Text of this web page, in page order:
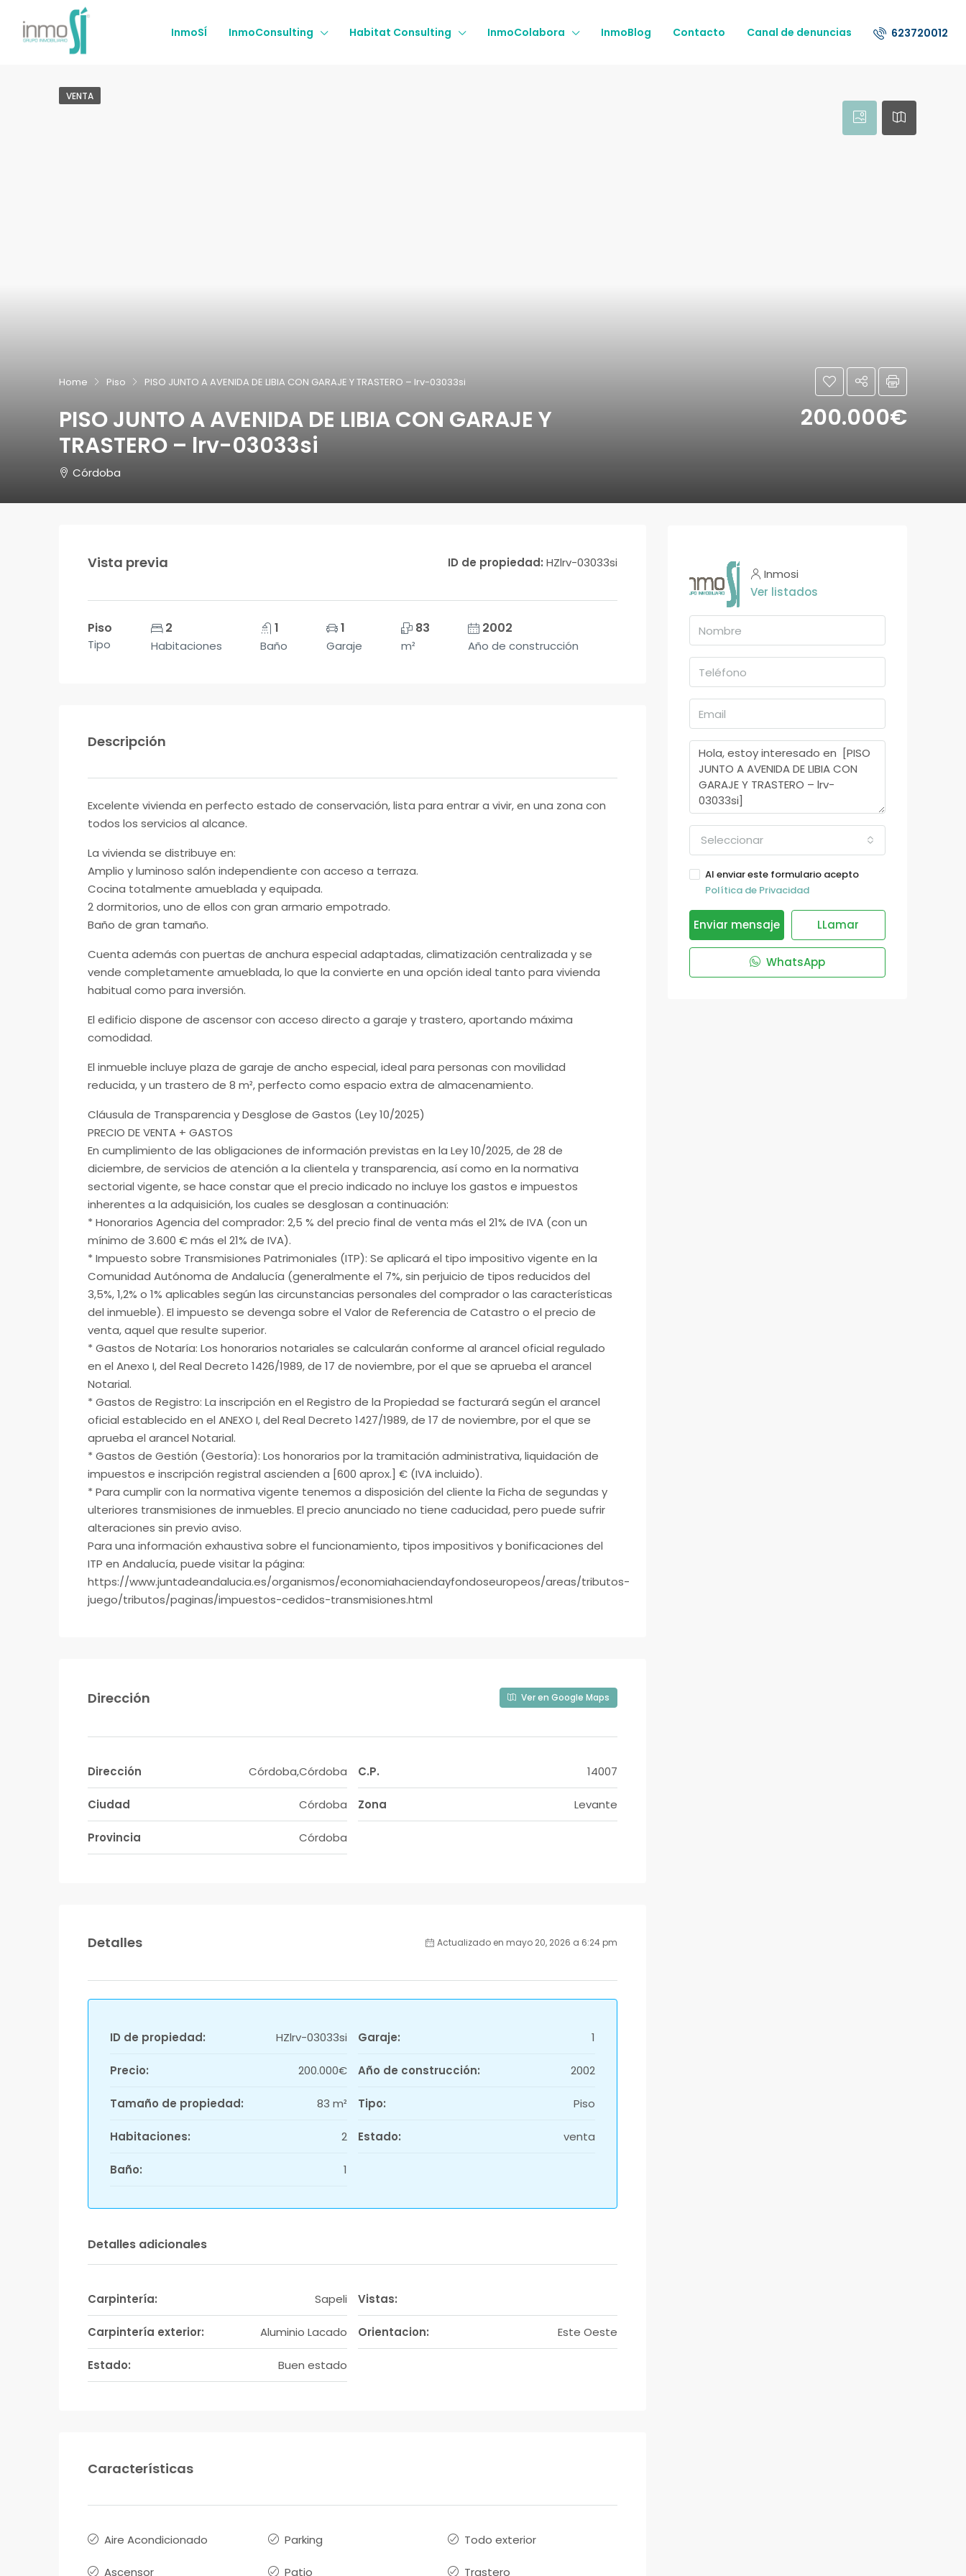
InmoSÍ InmoConsulting Habitat Consulting InmoColabora InmoBlog Contacto Canal de denuncias 623720012
VENTA
Home Piso PISO JUNTO A AVENIDA DE LIBIA CON GARAJE Y TRASTERO – lrv-03033si
PISO JUNTO A AVENIDA DE LIBIA CON GARAJE Y
TRASTERO – lrv-03033si
200.000€
Córdoba
Vista previa ID de propiedad: HZlrv-03033si
Piso
Tipo
2
Habitaciones
1
Baño
1
Garaje
83
m²
2002
Año de construcción
Descripción
Excelente vivienda en perfecto estado de conservación, lista para entrar a vivir, en una zona con
todos los servicios al alcance.
La vivienda se distribuye en:
Amplio y luminoso salón independiente con acceso a terraza.
Cocina totalmente amueblada y equipada.
2 dormitorios, uno de ellos con gran armario empotrado.
Baño de gran tamaño.
Cuenta además con puertas de anchura especial adaptadas, climatización centralizada y se
vende completamente amueblada, lo que la convierte en una opción ideal tanto para vivienda
habitual como para inversión.
El edificio dispone de ascensor con acceso directo a garaje y trastero, aportando máxima
comodidad.
El inmueble incluye plaza de garaje de ancho especial, ideal para personas con movilidad
reducida, y un trastero de 8 m², perfecto como espacio extra de almacenamiento.
Cláusula de Transparencia y Desglose de Gastos (Ley 10/2025)
PRECIO DE VENTA + GASTOS
En cumplimiento de las obligaciones de información previstas en la Ley 10/2025, de 28 de
diciembre, de servicios de atención a la clientela y transparencia, así como en la normativa
sectorial vigente, se hace constar que el precio indicado no incluye los gastos e impuestos
inherentes a la adquisición, los cuales se desglosan a continuación:
* Honorarios Agencia del comprador: 2,5 % del precio final de venta más el 21% de IVA (con un
mínimo de 3.600 € más el 21% de IVA).
* Impuesto sobre Transmisiones Patrimoniales (ITP): Se aplicará el tipo impositivo vigente en la
Comunidad Autónoma de Andalucía (generalmente el 7%, sin perjuicio de tipos reducidos del
3,5%, 1,2% o 1% aplicables según las circunstancias personales del comprador o las características
del inmueble). El impuesto se devenga sobre el Valor de Referencia de Catastro o el precio de
venta, aquel que resulte superior.
* Gastos de Notaría: Los honorarios notariales se calcularán conforme al arancel oficial regulado
en el Anexo I, del Real Decreto 1426/1989, de 17 de noviembre, por el que se aprueba el arancel
Notarial.
* Gastos de Registro: La inscripción en el Registro de la Propiedad se facturará según el arancel
oficial establecido en el ANEXO I, del Real Decreto 1427/1989, de 17 de noviembre, por el que se
aprueba el arancel Notarial.
* Gastos de Gestión (Gestoría): Los honorarios por la tramitación administrativa, liquidación de
impuestos e inscripción registral ascienden a [600 aprox.] € (IVA incluido).
* Para cumplir con la normativa vigente tenemos a disposición del cliente la Ficha de segundas y
ulteriores transmisiones de inmuebles. El precio anunciado no tiene caducidad, pero puede sufrir
alteraciones sin previo aviso.
Para una información exhaustiva sobre el funcionamiento, tipos impositivos y bonificaciones del
ITP en Andalucía, puede visitar la página:
https://www.juntadeandalucia.es/organismos/economiahaciendayfondoseuropeos/areas/tributos-
juego/tributos/paginas/impuestos-cedidos-transmisiones.html
Dirección Ver en Google Maps
Dirección Córdoba,Córdoba
Ciudad Córdoba
Provincia Córdoba
C.P. 14007
Zona Levante
Detalles Actualizado en mayo 20, 2026 a 6:24 pm
ID de propiedad: HZlrv-03033si
Precio: 200.000€
Tamaño de propiedad: 83 m²
Habitaciones: 2
Baño: 1
Garaje: 1
Año de construcción: 2002
Tipo: Piso
Estado: venta
Detalles adicionales
Carpintería: Sapeli
Carpintería exterior: Aluminio Lacado
Estado: Buen estado
Vistas:
Orientacion: Este Oeste
Características
Aire Acondicionado
Ascensor
Parking
Patio
Todo exterior
Trastero
Inmosi
Ver listados
Seleccionar
Al enviar este formulario acepto
Política de Privacidad
Enviar mensaje LLamar
WhatsApp